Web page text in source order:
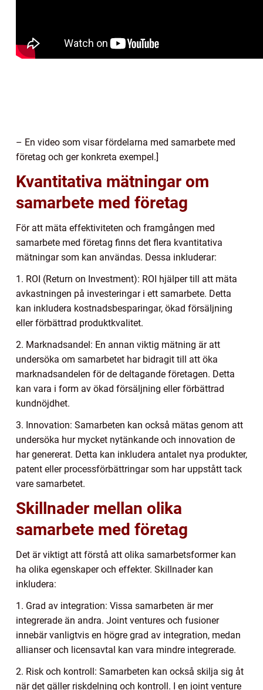
– En video som visar fördelarna med samarbete med
företag och ger konkreta exempel.]
Kvantitativa mätningar om
samarbete med företag
För att mäta effektiviteten och framgången med
samarbete med företag finns det flera kvantitativa
mätningar som kan användas. Dessa inkluderar:
1. ROI (Return on Investment): ROI hjälper till att mäta
avkastningen på investeringar i ett samarbete. Detta
kan inkludera kostnadsbesparingar, ökad försäljning
eller förbättrad produktkvalitet.
2. Marknadsandel: En annan viktig mätning är att
undersöka om samarbetet har bidragit till att öka
marknadsandelen för de deltagande företagen. Detta
kan vara i form av ökad försäljning eller förbättrad
kundnöjdhet.
3. Innovation: Samarbeten kan också mätas genom att
undersöka hur mycket nytänkande och innovation de
har genererat. Detta kan inkludera antalet nya produkter,
patent eller processförbättringar som har uppstått tack
vare samarbetet.
Skillnader mellan olika
samarbete med företag
Det är viktigt att förstå att olika samarbetsformer kan
ha olika egenskaper och effekter. Skillnader kan
inkludera:
1. Grad av integration: Vissa samarbeten är mer
integrerade än andra. Joint ventures och fusioner
innebär vanligtvis en högre grad av integration, medan
allianser och licensavtal kan vara mindre integrerade.
2. Risk och kontroll: Samarbeten kan också skilja sig åt
när det gäller riskdelning och kontroll. I en joint venture